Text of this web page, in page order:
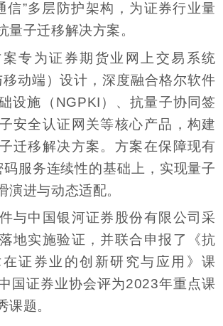
信”多层防护架构，为证券行业量
量子迁移解决方案。
专为证券期货业网上交易系统
移动端）设计，深度融合格尔软件
设施（NGPKI）、抗量子协同签
安全认证网关等核心产品，构建
迁移解决方案。方案在保障现有
服务连续性的基础上，实现量子
演进与动态适配。
与中国银河证券股份有限公司采
地实施验证，并联合申报了《抗
证券业的创新研究与应用》课
国证券业协会评为2023年重点课
课题。